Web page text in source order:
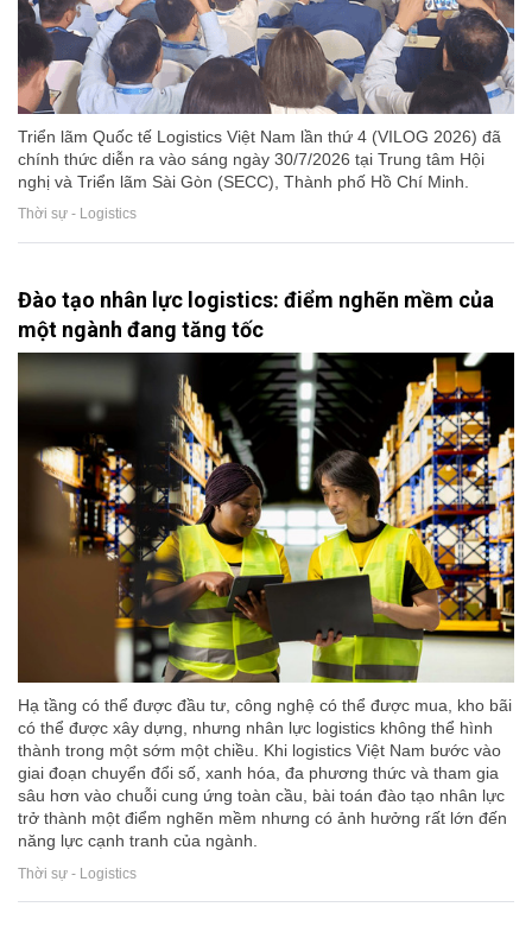
Triển lãm Quốc tế Logistics Việt Nam lần thứ 4 (VILOG 2026) đã
chính thức diễn ra vào sáng ngày 30/7/2026 tại Trung tâm Hội
nghị và Triển lãm Sài Gòn (SECC), Thành phố Hồ Chí Minh.
Thời sự - Logistics
Đào tạo nhân lực logistics: điểm nghẽn mềm của
một ngành đang tăng tốc
Hạ tầng có thể được đầu tư, công nghệ có thể được mua, kho bãi
có thể được xây dựng, nhưng nhân lực logistics không thể hình
thành trong một sớm một chiều. Khi logistics Việt Nam bước vào
giai đoạn chuyển đổi số, xanh hóa, đa phương thức và tham gia
sâu hơn vào chuỗi cung ứng toàn cầu, bài toán đào tạo nhân lực
trở thành một điểm nghẽn mềm nhưng có ảnh hưởng rất lớn đến
năng lực cạnh tranh của ngành.
Thời sự - Logistics